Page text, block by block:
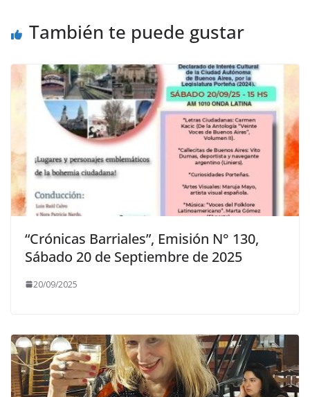
También te puede gustar
“Crónicas Barriales”, Emisión N° 130,
Sábado 20 de Septiembre de 2025
20/09/2025